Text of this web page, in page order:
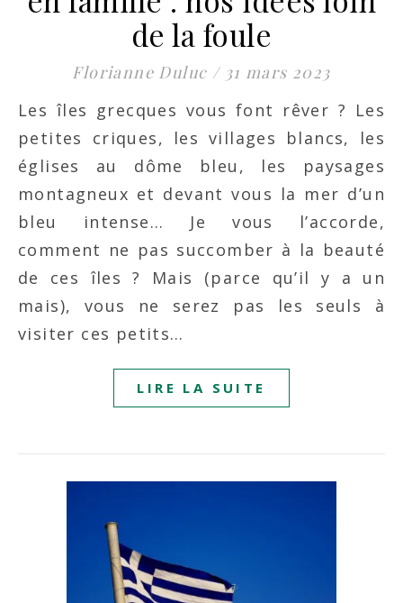
de la foule
Florianne Duluc / 31 mars 2023
Les îles grecques vous font rêver ? Les
petites criques, les villages blancs, les
églises au dôme bleu, les paysages
montagneux et devant vous la mer d’un
bleu intense… Je vous l’accorde,
comment ne pas succomber à la beauté
de ces îles ? Mais (parce qu’il y a un
mais), vous ne serez pas les seuls à
visiter ces petits…
LIRE LA SUITE